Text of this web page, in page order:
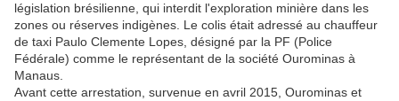
législation brésilienne, qui interdit l'exploration minière dans les
zones ou réserves indigènes. Le colis était adressé au chauffeur
de taxi Paulo Clemente Lopes, désigné par la PF (Police
Fédérale) comme le représentant de la société Ourominas à
Manaus.
Avant cette arrestation, survenue en avril 2015, Ourominas et